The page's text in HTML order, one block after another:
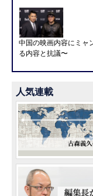
中国の映画内容にミャ
る内容と抗議〜
人気連載